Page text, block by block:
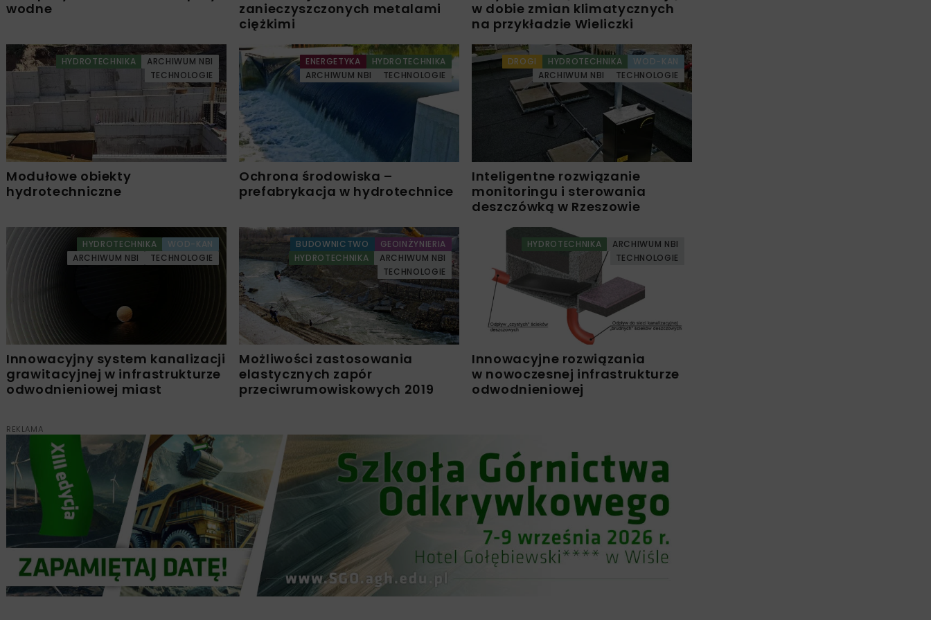
wodne
zanieczyszczonych metalami
ciężkimi
w dobie zmian klimatycznych
na przykładzie Wieliczki
HYDROTECHNIKA
ARCHIWUM NBI
TECHNOLOGIE
Modułowe obiekty
hydrotechniczne
ENERGETYKA
HYDROTECHNIKA
ARCHIWUM NBI
TECHNOLOGIE
Ochrona środowiska –
prefabrykacja w hydrotechnice
DROGI HYDROTECHNIKA
WOD-KAN
ARCHIWUM NBI
TECHNOLOGIE
Inteligentne rozwiązanie
monitoringu i sterowania
deszczówką w Rzeszowie
HYDROTECHNIKA
WOD-KAN
ARCHIWUM NBI
TECHNOLOGIE
Innowacyjny system kanalizacji
grawitacyjnej w infrastrukturze
odwodnieniowej miast
BUDOWNICTWO
GEOINŻYNIERIA
HYDROTECHNIKA
ARCHIWUM NBI
TECHNOLOGIE
Możliwości zastosowania
elastycznych zapór
przeciwrumowiskowych 2019
HYDROTECHNIKA
ARCHIWUM NBI
TECHNOLOGIE
Innowacyjne rozwiązania
w nowoczesnej infrastrukturze
odwodnieniowej
REKLAMA